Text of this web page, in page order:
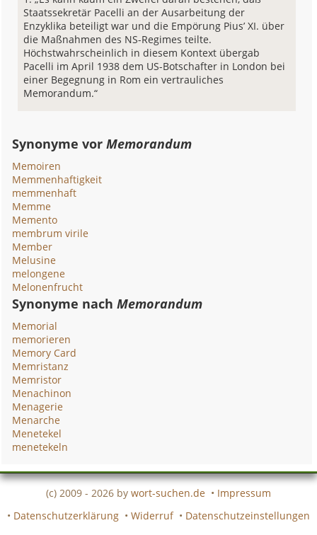
Staatssekretär Pacelli an der Ausarbeitung der
Enzyklika beteiligt war und die Empörung Pius’ XI. über
die Maßnahmen des NS-Regimes teilte.
Höchstwahrscheinlich in diesem Kontext übergab
Pacelli im April 1938 dem US-Botschafter in London bei
einer Begegnung in Rom ein vertrauliches
Memorandum.“
Synonyme vorMemorandum
Memoiren
Memmenhaftigkeit
memmenhaft
Memme
Memento
membrum virile
Member
Melusine
melongene
Melonenfrucht
Synonyme nachMemorandum
Memorial
memorieren
Memory Card
Memristanz
Memristor
Menachinon
Menagerie
Menarche
Menetekel
menetekeln
(c) 2009 - 2026 by wort-suchen.de • Impressum
• Datenschutzerklärung • Widerruf • Datenschutzeinstellungen